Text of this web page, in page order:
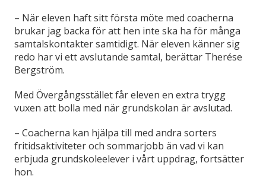
– När eleven haft sitt första möte med coacherna
brukar jag backa för att hen inte ska ha för många
samtalskontakter samtidigt. När eleven känner sig
redo har vi ett avslutande samtal, berättar Therése
Bergström.
Med Övergångsstället får eleven en extra trygg
vuxen att bolla med när grundskolan är avslutad.
– Coacherna kan hjälpa till med andra sorters
fritidsaktiviteter och sommarjobb än vad vi kan
erbjuda grundskoleelever i vårt uppdrag, fortsätter
hon.